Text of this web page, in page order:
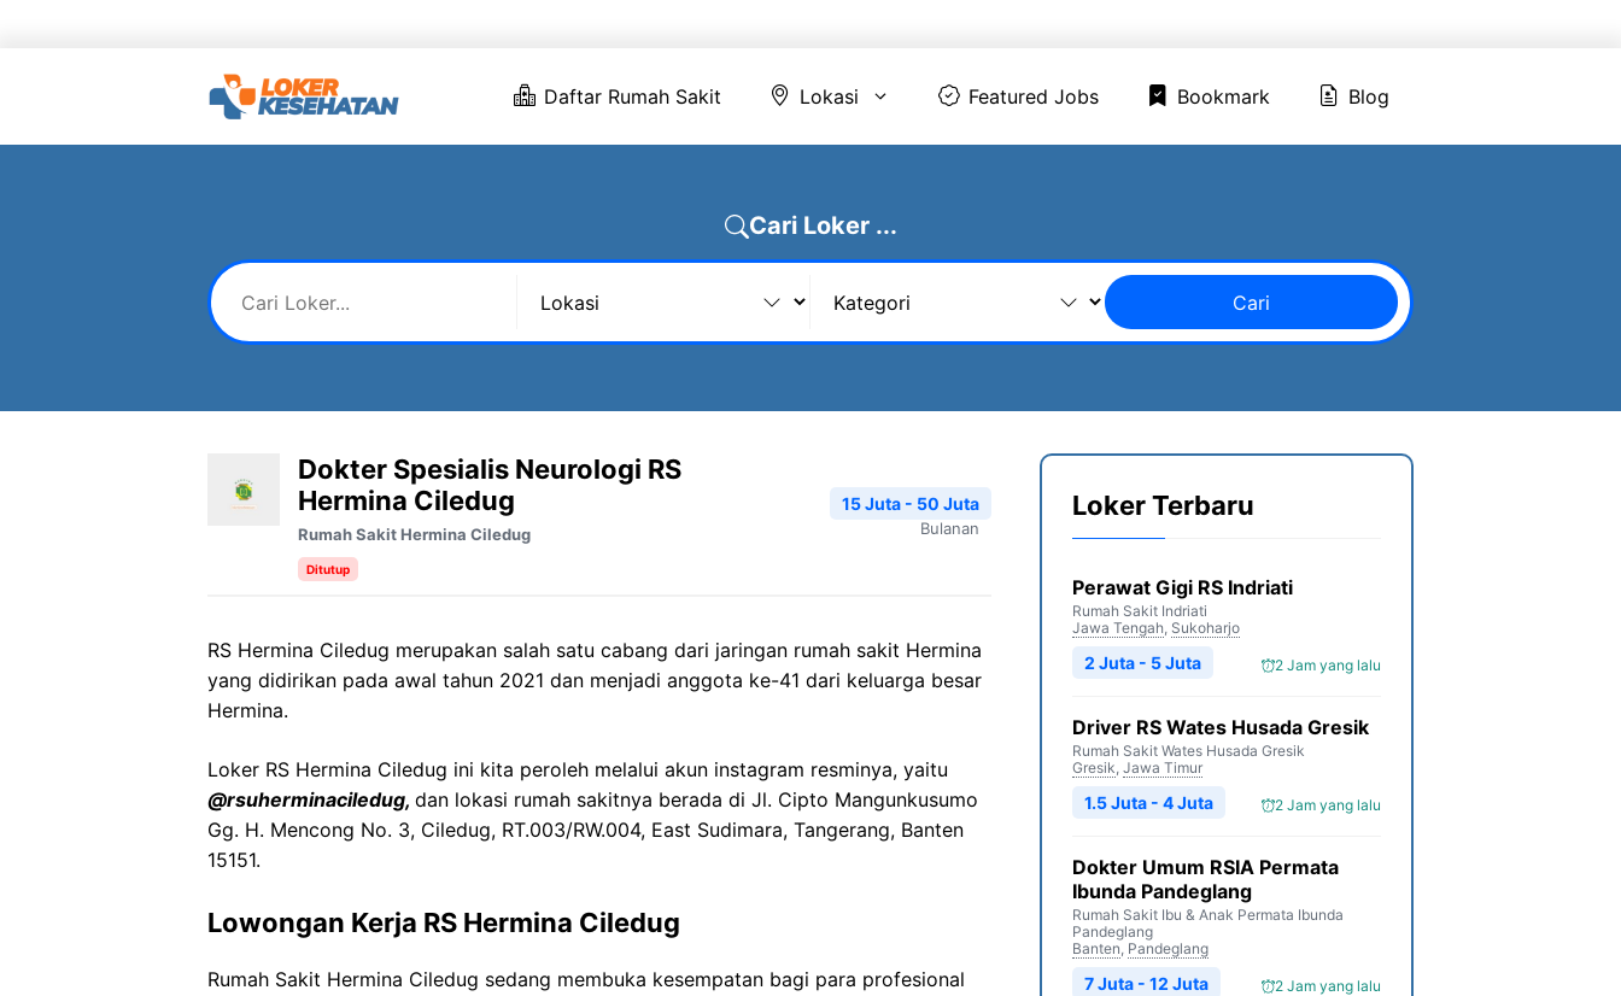
Daftar Rumah Sakit Lokasi Featured Jobs Bookmark Blog
Cari Loker ...
Cari
Dokter Spesialis Neurologi RS
Hermina Ciledug
Rumah Sakit Hermina Ciledug
Ditutup
15 Juta - 50 Juta
Bulanan
RS Hermina Ciledug merupakan salah satu cabang dari jaringan rumah sakit Hermina
yang didirikan pada awal tahun 2021 dan menjadi anggota ke-41 dari keluarga besar
Hermina.
Loker RS Hermina Ciledug ini kita peroleh melalui akun instagram resminya, yaitu
@rsuherminaciledug, dan lokasi rumah sakitnya berada di Jl. Cipto Mangunkusumo
Gg. H. Mencong No. 3, Ciledug, RT.003/RW.004, East Sudimara, Tangerang, Banten
15151.
Lowongan Kerja RS Hermina Ciledug
Rumah Sakit Hermina Ciledug sedang membuka kesempatan bagi para profesional
Loker Terbaru
Perawat Gigi RS Indriati
Rumah Sakit Indriati
Jawa Tengah, Sukoharjo
2 Jam yang lalu
2 Juta - 5 Juta
Driver RS Wates Husada Gresik
Rumah Sakit Wates Husada Gresik
Gresik, Jawa Timur
2 Jam yang lalu
1.5 Juta - 4 Juta
Dokter Umum RSIA Permata
Ibunda Pandeglang
Rumah Sakit Ibu & Anak Permata Ibunda
Pandeglang
Banten, Pandeglang
2 Jam yang lalu
7 Juta - 12 Juta